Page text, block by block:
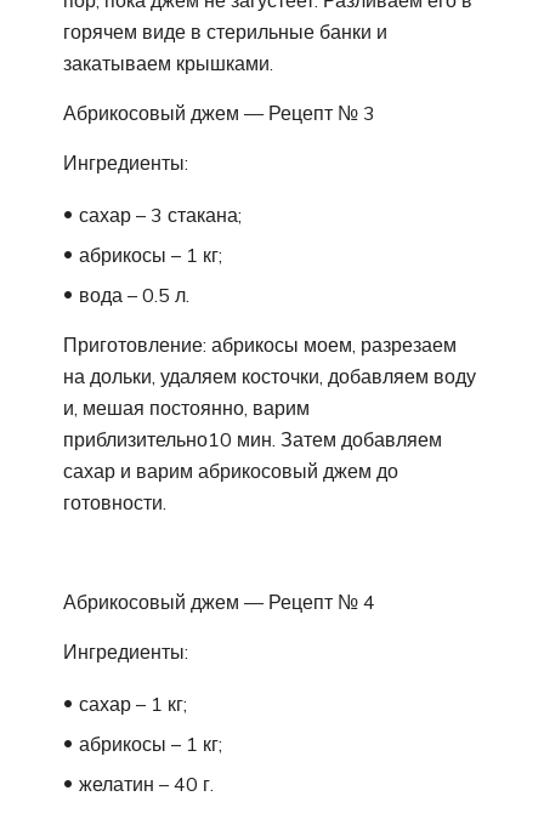
горячем виде в стерильные банки и
закатываем крышками.
Абрикосовый джем — Рецепт № 3
Ингредиенты:
сахар – 3 стакана;
абрикосы – 1 кг;
вода – 0.5 л.
Приготовление: абрикосы моем, разрезаем
на дольки, удаляем косточки, добавляем воду
и, мешая постоянно, варим
приблизительно10 мин. Затем добавляем
сахар и варим абрикосовый джем до
готовности.
Абрикосовый джем — Рецепт № 4
Ингредиенты:
сахар – 1 кг;
абрикосы – 1 кг;
желатин – 40 г.